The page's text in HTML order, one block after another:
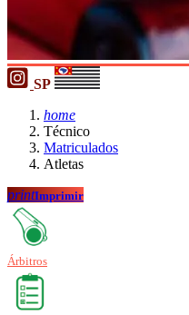
SP
home
Técnico
Matriculados
Atletas
printImprimir
Árbitros